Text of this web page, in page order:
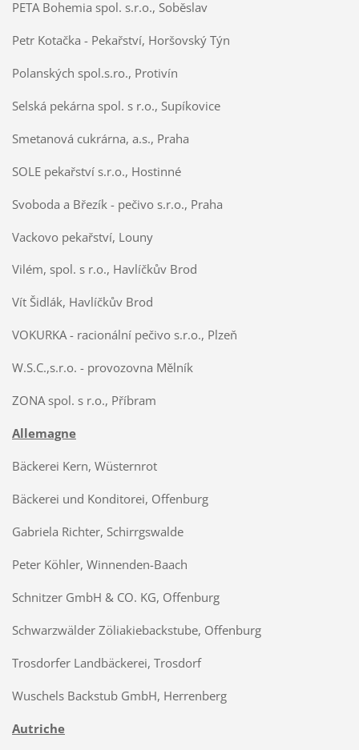
PETA Bohemia spol. s.r.o., Soběslav
Petr Kotačka - Pekařství, Horšovský Týn
Polanských spol.s.ro., Protivín
Selská pekárna spol. s r.o., Supíkovice
Smetanová cukrárna, a.s., Praha
SOLE pekařství s.r.o., Hostinné
Svoboda a Březík - pečivo s.r.o., Praha
Vackovo pekařství, Louny
Vilém, spol. s r.o., Havlíčkův Brod
Vít Šidlák, Havlíčkův Brod
VOKURKA - racionální pečivo s.r.o., Plzeň
W.S.C.,s.r.o. - provozovna Mělník
ZONA spol. s r.o., Příbram
Allemagne
Bäckerei Kern, Wüsternrot
Bäckerei und Konditorei, Offenburg
Gabriela Richter, Schirrgswalde
Peter Köhler, Winnenden-Baach
Schnitzer GmbH & CO. KG, Offenburg
Schwarzwälder Zöliakiebackstube, Offenburg
Trosdorfer Landbäckerei, Trosdorf
Wuschels Backstub GmbH, Herrenberg
Autriche